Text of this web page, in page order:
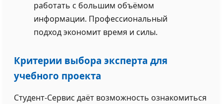
работать с большим объёмом
информации. Профессиональный
подход экономит время и силы.
Критерии выбора эксперта для
учебного проекта
Студент-Сервис даёт возможность ознакомиться